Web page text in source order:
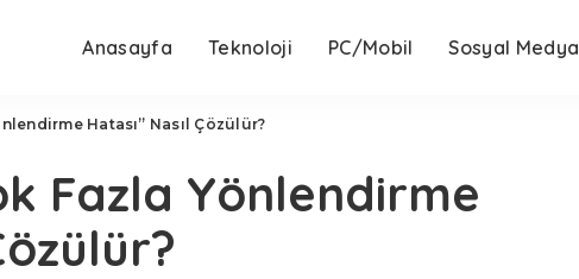
Anasayfa Teknoloji PC/Mobil Sosyal Medya
Hatası” Nasıl Çözülür?
Fazla Yönlendirme